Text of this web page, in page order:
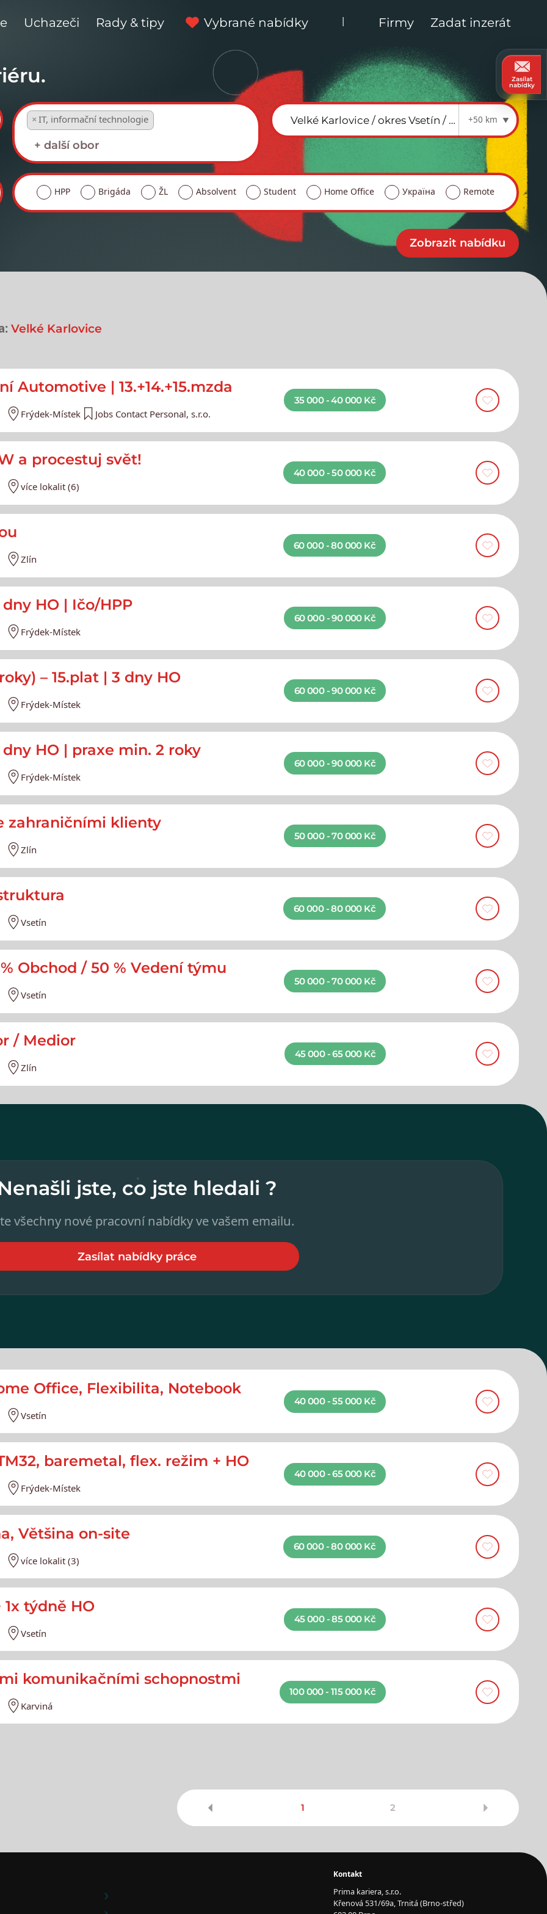
Uchazeči Rady & tipy Vybrané nabídky | Firmy Zadat inzerát
×IT, informační technologie +50 km
HPP Brigáda ŽL Absolvent Student Home Office Україна Remote
Velké Karlovice
Automotive | 13.+14.+15.mzda
Frýdek-Místek Jobs Contact Personal, s.r.o.
35 000 - 40 000 Kč
a procestuj svět!
více lokalit (6)
40 000 - 50 000 Kč
Zlín
60 000 - 80 000 Kč
HO | Ičo/HPP
Frýdek-Místek
60 000 - 90 000 Kč
– 15.plat | 3 dny HO
Frýdek-Místek
60 000 - 90 000 Kč
dny HO | praxe min. 2 roky
Frýdek-Místek
60 000 - 90 000 Kč
zahraničními klienty
Zlín
50 000 - 70 000 Kč
Vsetín
60 000 - 80 000 Kč
Obchod / 50 % Vedení týmu
Vsetín
50 000 - 70 000 Kč
/ Medior
Zlín
45 000 - 65 000 Kč
jste, co jste hledali ?
všechny nové pracovní nabídky ve vašem emailu.
Zasílat nabídky práce
Office, Flexibilita, Notebook
Vsetín
40 000 - 55 000 Kč
baremetal, flex. režim + HO
Frýdek-Místek
40 000 - 65 000 Kč
Většina on-site
více lokalit (3)
60 000 - 80 000 Kč
týdně HO
Vsetín
45 000 - 85 000 Kč
komunikačními schopnostmi
Karviná
100 000 - 115 000 Kč
1 2
Zasílat
nabídky
Kontakt
Prima kariera, s.r.o.
Křenová 531/69a, Trnitá (Brno-střed)